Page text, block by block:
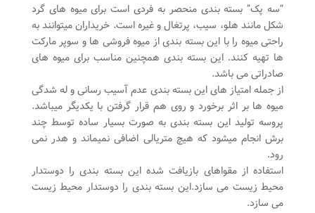
“سه پک” بسته بندی منحصر به فردی است برای میوه های گرد
شکل مانند هلو، سیب، پرتغال و غیره است. خریداران میتوانند به
راحتی میوه را با این بسته بندی از میوه فروشی ها و سوپر مارکت
ها تهیه کنند. این بسته بندی همچنین مناسب برای میوه های
صادراتی می باشد.
از جمله امتیاز های این بسته بندی عدم آسیب رسانی و له شدگی
میوه ها بر اثر برخورد و روی هم قرار گرفتن با یکدیگر میباشد.
پروسه تولید این بسته بندی به صورت بسیار ساده توسط چند
برش انجام میشود که هیچ متریالی اضافی نمیماند و هدر نمی
رود.
استفاده از مقواهای بازیافت شده این بسته بندی را دوستدار
محیط زیست می سازد.این بسته بندی را دوستدار محیط زیست
می سازد.